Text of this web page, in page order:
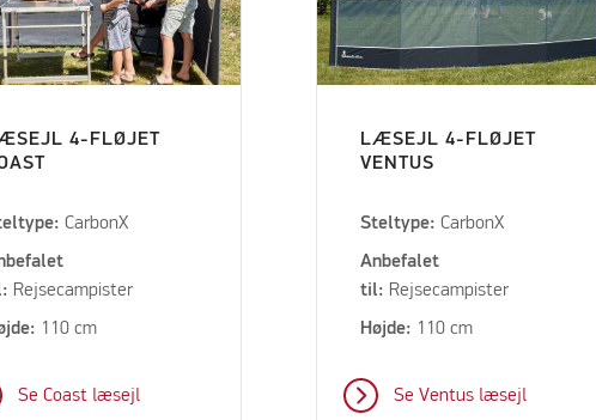
4-FLØJET
CarbonX
Rejsecampister
110 cm
Se Coast læsejl
LÆSEJL 4-FLØJET
VENTUS
Steltype:CarbonX
Anbefalet
til: Rejsecampister
Højde: 110 cm
Se Ventus læsejl